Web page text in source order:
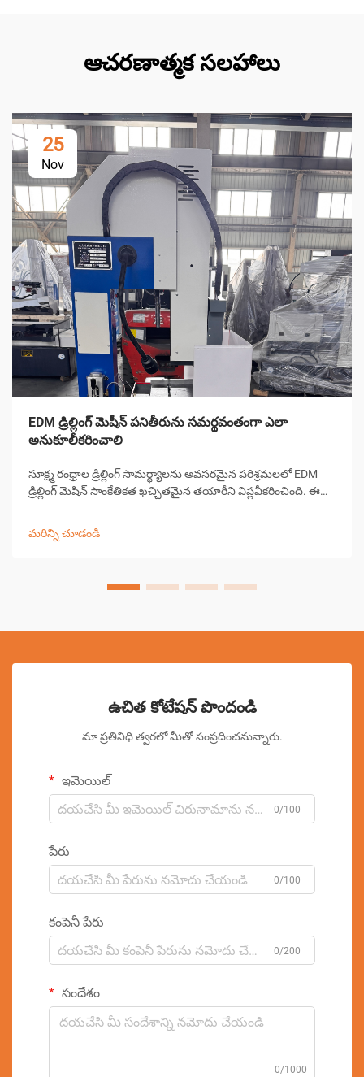
ఆచరణాత్మక సలహాలు
25
Nov
EDM డ్రిల్లింగ్ మెషీన్ పనితీరును సమర్థవంతంగా ఎలా
అనుకూలీకరించాలి
సూక్ష్మ రంధ్రాల డ్రిల్లింగ్ సామర్థ్యాలను అవసరమైన పరిశ్రమలలో EDM
డ్రిల్లింగ్ మెషిన్ సాంకేతికత ఖచ్చితమైన తయారీని విప్లవీకరించింది. ఈ
మరిన్ని చూడండి
ఉచిత కోటేషన్ పొందండి
మా ప్రతినిధి త్వరలో మీతో సంప్రదించనున్నారు.
ఇమెయిల్
0/100
పేరు
0/100
కంపెనీ పేరు
0/200
సందేశం
0/1000